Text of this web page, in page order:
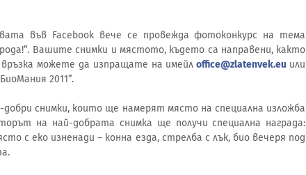
във Facebook вече се провежда фотоконкурс на тема
Вашите снимки и мястото, където са направени, както
можете да изпращате на имейл office@zlatenvek.eu или
2011”.
снимки, които ще намерят място на специална изложба
на най-добрата снимка ще получи специална награда:
с еко изненади – конна езда, стрелба с лък, био вечеря под